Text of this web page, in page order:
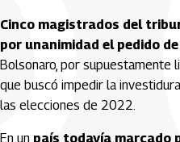
Cinco magistrados del
por unanimidad el pedido
Bolsonaro, por supuestamente
que buscó impedir la
las elecciones de 2022.
En un país todavía marcado